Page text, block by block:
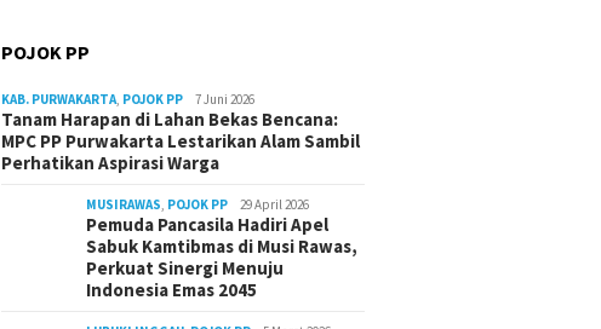
POJOK PP
KAB. PURWAKARTA, POJOK PP 7 Juni 2026
Tanam Harapan di Lahan Bekas Bencana:
MPC PP Purwakarta Lestarikan Alam Sambil
Perhatikan Aspirasi Warga
MUSIRAWAS, POJOK PP 29 April 2026
Pemuda Pancasila Hadiri Apel
Sabuk Kamtibmas di Musi Rawas,
Perkuat Sinergi Menuju
Indonesia Emas 2045